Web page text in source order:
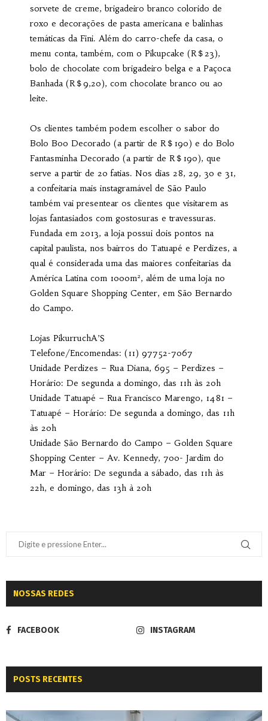
sorvete de creme, brigadeiro branco colorido de
roxo e decorações de pasta americana e balinhas
temáticas da Fini. Além do carro-chefe da casa, o
menu conta, também, com o Pikupcake (R＄23),
bolo de chocolate com brigadeiro belga e a Paçoca
Banhada (R＄9,20), com chocolate branco ou ao
leite.
Os clientes também podem escolher o sabor do
Bolo Boo Decorado (a partir de R＄190) e do Bolo
Fantasminha Decorado (a partir de R＄190), que
serve a partir de 20 fatias. Nos dias 28, 29, 30 e 31,
a confeitaria mais instagramável de São Paulo
também vai presentear os clientes que visitarem as
lojas fantasiados com gostosuras e travessuras.
Fundada em 2013, a loja possui dois pontos na
capital paulista, nos bairros do Tatuapé e Perdizes, a
qual é considerada uma das maiores confeitarias da
América Latina com 1000m², além de uma loja no
Golden Square Shopping Center, em São Bernardo
do Campo.
Lojas PikurruchA’S
Telefone/Encomendas: (11) 97752-7067
Unidade Perdizes – Rua Diana, 695 – Perdizes –
Horário: De segunda a domingo, das 11h às 20h
Unidade Tatuapé – Rua Francisco Marengo, 1481 –
Tatuapé – Horário: De segunda a domingo, das 11h
às 20h
Unidade São Bernardo do Campo – Golden Square
Shopping Center – Av. Kennedy, 700- Jardim do
Mar – Horário: De segunda a sábado, das 11h às
22h, e domingo, das 13h à 20h
NOSSAS REDES
FACEBOOK INSTAGRAM
POSTS RECENTES